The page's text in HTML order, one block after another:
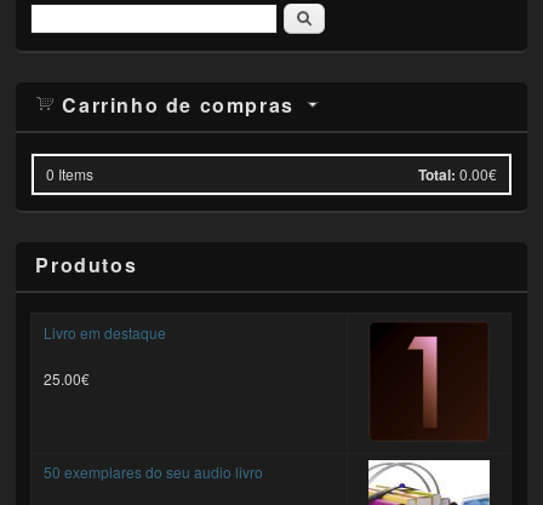
Pesquisar
Carrinho de compras
0 Items Total: 0.00€
Produtos
Livro em destaque
25.00€
50 exemplares do seu audio livro